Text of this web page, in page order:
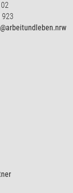
923